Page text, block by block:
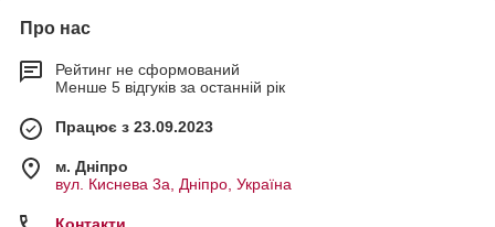
Про нас
Рейтинг не сформований
Менше 5 відгуків за останній рік
Працює з 23.09.2023
м. Дніпро
вул. Киснева 3а, Дніпро, Україна